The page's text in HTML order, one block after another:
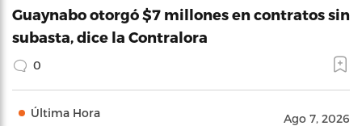
Guaynabo otorgó $7 millones en contratos sin
subasta, dice la Contralora
0
Última Hora Ago 7, 2026